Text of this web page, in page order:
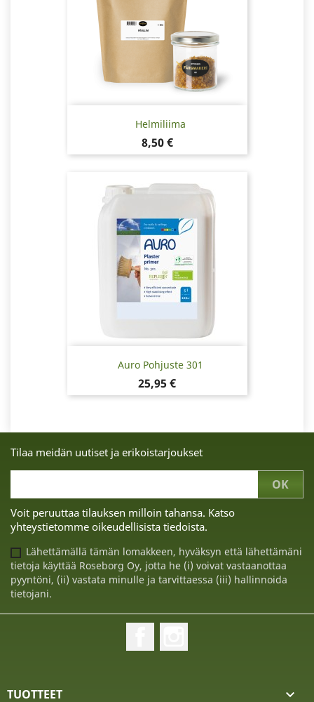
Helmiliima
Hinta
8,50 €
Auro Pohjuste 301
Hinta
25,95 €
Tilaa meidän uutiset ja erikoistarjoukset
Voit peruuttaa tilauksen milloin tahansa. Katso
yhteystietomme oikeudellisista tiedoista.
Lähettämällä tämän lomakkeen, hyväksyn että lähettämäni
tietoja käyttää Roseborg Oy, jotta he (i) voivat vastaanottaa
pyyntöni, (ii) vastata minulle ja tarvittaessa (iii) hallinnoida
tietojani.
TUOTTEET 